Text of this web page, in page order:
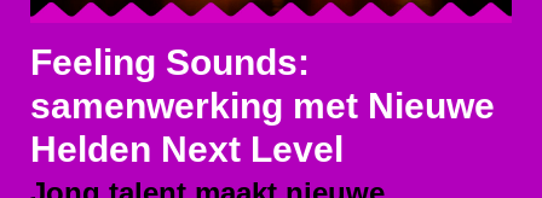
Feeling Sounds:
samenwerking met Nieuwe
Helden Next Level